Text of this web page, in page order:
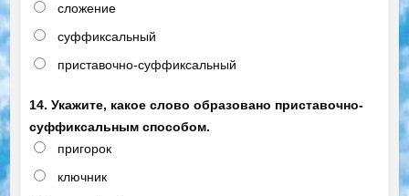
сложение
суффиксальный
приставочно-суффиксальный
14. Укажите, какое слово образовано приставочно-
суффиксальным способом.
пригорок
ключник